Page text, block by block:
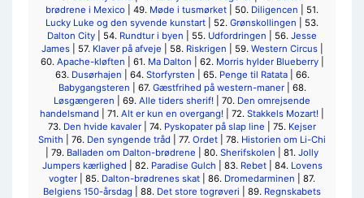
brødrene i Mexico | 49. Møde i tusmørket | 50. Diligencen | 51.
Lucky Luke og den syvende kunstart | 52. Grønskollingen | 53.
Dalton City | 54. Rundtur i byen | 55. Udfordringen | 56. Jesse
James| 57. Klaver på afveje | 58. Riskrigen | 59. Western Circus|
60. Apache-kløften | 61. Ma Dalton | 62. Morris hylder Blueberry|
63. Dusørhajen | 64. Storfyrsten | 65. Penge til Ratata| 66.
Babygangsteren | 67. Gæstfrihed på western-maner| 68.
Løsgængeren | 69. Alle tiders sherif! | 70. Den omrejsende
handelsmand | 71. Alt er kun en overgang! | 72. Stakkels Mozart!
73. Den hvide kavaler | 74. Pyskopater på slap line | 75. Kejser
Smith | 76. Den syngende tråd | 77. Ordet | 78. Historien om Li-Chi
| 79. Balladen om Dalton-brødrene | 80. Sherifskolen | 81. Jolly
Jumpers kærlighed | 82. Paradise Gulch | 83. Rebet| 84. Lovens
vogter | 85. Dalton-brødrenes skat | 86. Dromedarminen | 87.
Belgiens 150-årsdag | 88. Det store togrøveri | 89. Regnskabets